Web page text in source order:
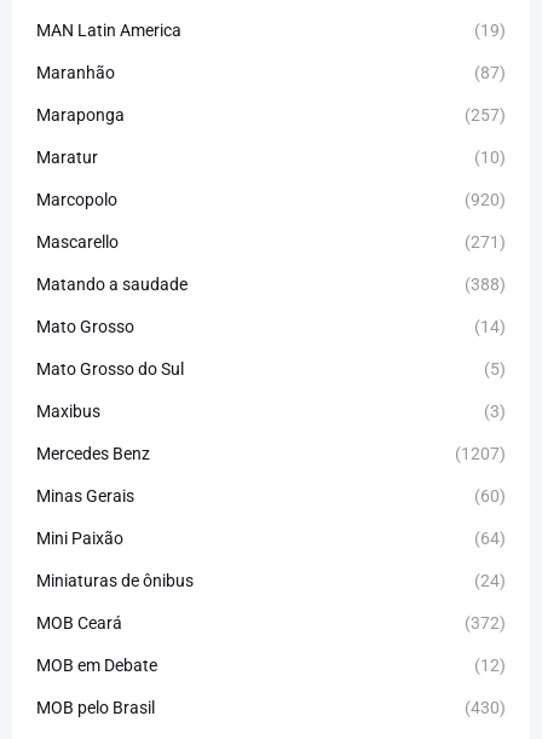
MAN Latin America (19)
Maranhão (87)
Maraponga (257)
Maratur (10)
Marcopolo (920)
Mascarello (271)
Matando a saudade (388)
Mato Grosso (14)
Mato Grosso do Sul (5)
Maxibus (3)
Mercedes Benz (1207)
Minas Gerais (60)
Mini Paixão (64)
Miniaturas de ônibus (24)
MOB Ceará (372)
MOB em Debate (12)
MOB pelo Brasil (430)